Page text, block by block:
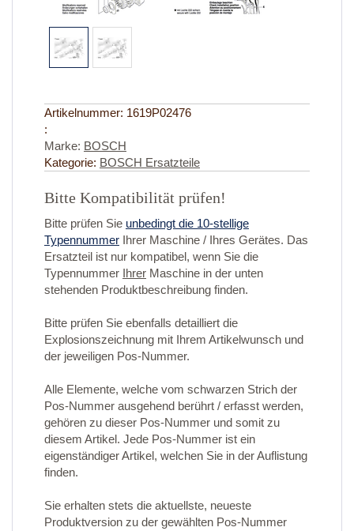
Artikelnummer: 1619P02476
:
Marke: BOSCH
Kategorie: BOSCH Ersatzteile
Bitte Kompatibilität prüfen!
Bitte prüfen Sie unbedingt die 10-stellige
Typennummer Ihrer Maschine / Ihres Gerätes. Das
Ersatzteil ist nur kompatibel, wenn Sie die
Typennummer Ihrer Maschine in der unten
stehenden Produktbeschreibung finden.
Bitte prüfen Sie ebenfalls detailliert die
Explosionszeichnung mit Ihrem Artikelwunsch und
der jeweiligen Pos-Nummer.
Alle Elemente, welche vom schwarzen Strich der
Pos-Nummer ausgehend berührt / erfasst werden,
gehören zu dieser Pos-Nummer und somit zu
diesem Artikel. Jede Pos-Nummer ist ein
eigenständiger Artikel, welchen Sie in der Auflistung
finden.
Sie erhalten stets die aktuellste, neueste
Produktversion zu der gewählten Pos-Nummer